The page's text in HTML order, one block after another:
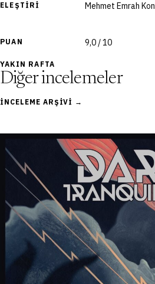
ELEŞTIRI Mehmet Emrah
PUAN 9,0 / 10
YAKIN RAFTA
Diğer incelemeler
İNCELEME ARŞIVI →